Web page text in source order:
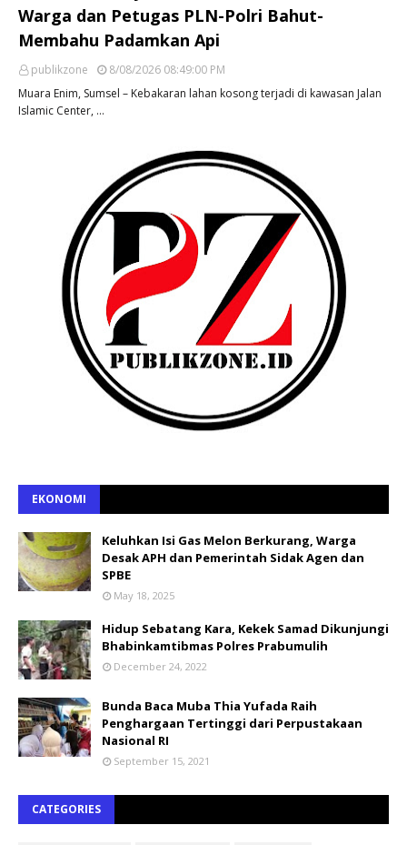
Warga dan Petugas PLN-Polri Bahut-
Membahu Padamkan Api
publikzone
8/08/2026 08:49:00 PM
Muara Enim, Sumsel – Kebakaran lahan kosong terjadi di kawasan Jalan
Islamic Center, …
EKONOMI
Keluhkan Isi Gas Melon Berkurang, Warga
Desak APH dan Pemerintah Sidak Agen dan
SPBE
May 18, 2025
Hidup Sebatang Kara, Kekek Samad Dikunjungi
Bhabinkamtibmas Polres Prabumulih
December 24, 2022
Bunda Baca Muba Thia Yufada Raih
Penghargaan Tertinggi dari Perpustakaan
Nasional RI
September 15, 2021
CATEGORIES